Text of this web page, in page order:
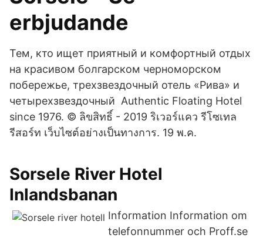
erbjudande
Тем, кто ищет приятный и комфортный отдых
на красивом болгарском черноморском
побережье, трехзвездочный отель «Рива» и
четырехзвездочный Authentic Floating Hotel
since 1976. © ลิขสิทธิ์ - 2019 ริเวอร์แคว รีโซเทล
รีสอร์ท เว็บไซต์อย่างเป็นทางการ. 19 พ.ค.
Sorsele River Hotel
Inlandsbanan
Information Information om
telefonnummer och Proff.se